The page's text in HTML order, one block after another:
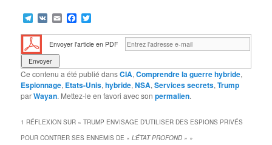
Telegram
VK EmailFacebook
Envoyer l'article en PDF
Ce contenu a été publié dansCIA,Comprendre la guerre hybride,
Espionnage, Etats-Unis,hybride,NSA,Services secrets,Trump
parWayan. Mettez-le en favori avec sonpermalien.
1 RÉFLEXION SUR «TRUMP ENVISAGE D’UTILISER DES ESPIONS PRIVÉS
POUR CONTRER SES ENNEMIS DE « L’ÉTAT PROFOND » »